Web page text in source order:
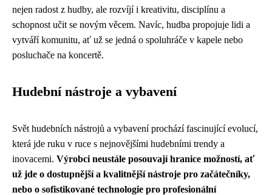
nejen radost z hudby, ale rozvíjí i kreativitu, disciplínu a
schopnost učit se novým věcem. Navíc, hudba propojuje lidi a
vytváří komunitu, ať už se jedná o spoluhráče v kapele nebo
posluchače na koncertě.
Hudební nástroje a vybavení
Svět hudebních nástrojů a vybavení prochází fascinující evolucí,
která jde ruku v ruce s nejnovějšími hudebními trendy a
inovacemi. Výrobci neustále posouvají hranice možností, ať
už jde o dostupnější a kvalitnější nástroje pro začátečníky,
nebo o sofistikované technologie pro profesionální